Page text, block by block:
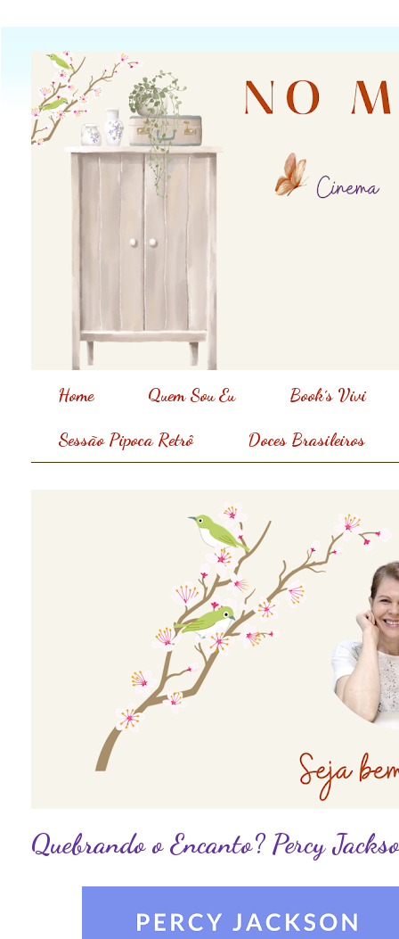
Home Quem Sou Eu Book´s Vivi
Sessão Pipoca Retrô Doces Brasileiros
Quebrando o Encanto? Percy